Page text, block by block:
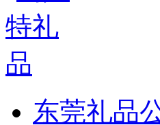
东莞礼品